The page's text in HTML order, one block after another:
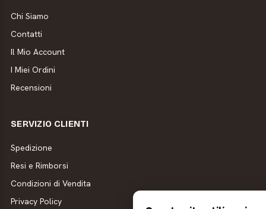
Chi Siamo
Contatti
Il Mio Account
I Miei Ordini
Recensioni
SERVIZIO CLIENTI
Spedizione
Resi e Rimborsi
Condizioni di Vendita
Privacy Policy